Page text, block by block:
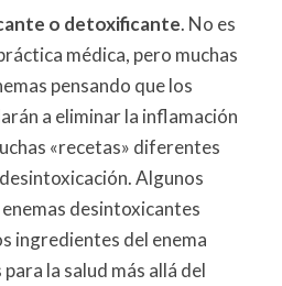
o detoxificante. No es
médica, pero muchas
pensando que los
a eliminar la inflamación
«recetas» diferentes
Algunos
desintoxicantes
ingredientes del enema
la salud más allá del